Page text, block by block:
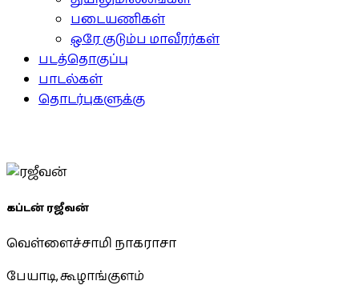
படையணிகள்
ஒரே குடும்ப மாவீரர்கள்
படத்தொகுப்பு
பாடல்கள்
தொடர்புகளுக்கு
கப்டன் ரஜீவன்
வெள்ளைச்சாமி நாகராசா
பேயாடி, கூழாங்குளம்